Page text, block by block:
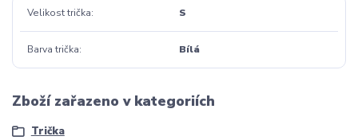
Velikost trička S
Barva trička Bílá
Zboží zařazeno v kategoriích
Trička